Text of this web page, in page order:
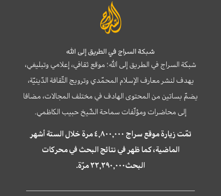
شبكة السراج في الطريق إلى الله
شبكة السراج في الطريق إلى الله؛ موقع ثقافي، إعلامي وتبليغي،
يهدف لنشر معارف الإسلام المحمّدي وترويج الثّقافة الدّينيّة،
يضمّ بساتين من المحتوى الهادف في مختلف المجالات، مضافا
إلى محاضرات ومؤلّفات سماحة الشّيخ حبيب الكاظمي.
تمّت زيارة موقع سراج ٤,٨٠٠,٠٠٠ مرة خلال الستة أشهر
الماضية، كما ظهر في نتائج البحث في محركات
البحث٢٢,٢٩٠,٠٠٠ مرّة.